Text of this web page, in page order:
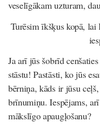
veselīgākam uzturam,
Turēsim īkšķus kopā, lai
Ja arī jūs šobrīd
stāstu! Pastāsti, ko jūs
bērniņa, kāds ir jūsu
brīnumiņu. Iespējams,
mākslīgo apaugļošanu?